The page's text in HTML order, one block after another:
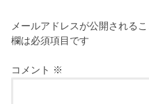
メールアドレスが公開されるこ
欄は必須項目です
コメント ※